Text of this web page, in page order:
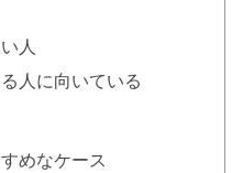
人
人に向いている
めなケース